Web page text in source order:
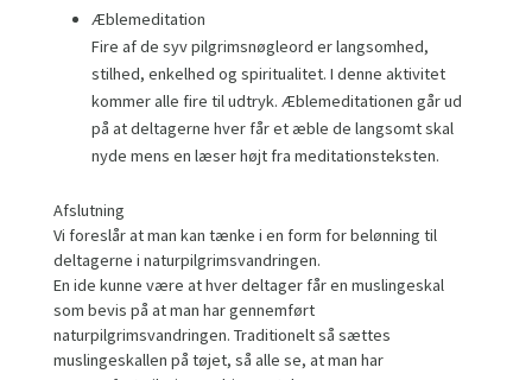
Æblemeditation
Fire af de syv pilgrimsnøgleord er langsomhed,
stilhed, enkelhed og spiritualitet. I denne aktivitet
kommer alle fire til udtryk. Æblemeditationen går ud
på at deltagerne hver får et æble de langsomt skal
nyde mens en læser højt fra meditationsteksten.
Afslutning
Vi foreslår at man kan tænke i en form for belønning til
deltagerne i naturpilgrimsvandringen.
En ide kunne være at hver deltager får en muslingeskal
som bevis på at man har gennemført
naturpilgrimsvandringen. Traditionelt så sættes
muslingeskallen på tøjet, så alle se, at man har